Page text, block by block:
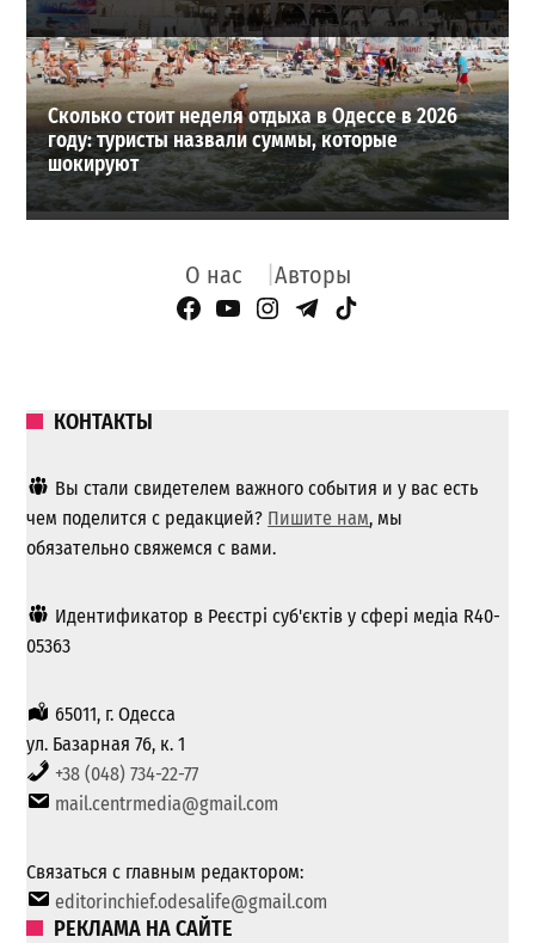
Сколько стоит неделя отдыха в Одессе в 2026
году: туристы назвали суммы, которые
шокируют
О нас Авторы
Facebook Page
YouTube
Instagram
Telegram
TikTok
КОНТАКТЫ
Вы стали свидетелем важного события и у вас есть
чем поделится с редакцией? Пишите нам, мы
обязательно свяжемся с вами.
Идентификатор в Реєстрі суб'єктів у сфері медіа R40-
05363
65011, г. Одесса
ул. Базарная 76, к. 1
+38 (048) 734-22-77
mail.centrmedia@gmail.com
Связаться с главным редактором:
editorinchief.odesalife@gmail.com
РЕКЛАМА НА САЙТЕ